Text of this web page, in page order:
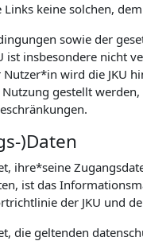
keine solchen,
sowie der
ist insbesondere nicht
wird die JKU
gestellt
)Daten
ihre*seine
ist das
der JKU und
die geltenden